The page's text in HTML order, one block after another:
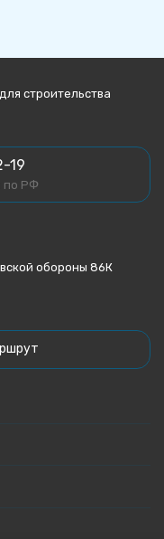
строительства
19
по РФ
обороны 86К